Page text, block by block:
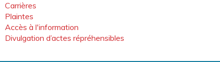
Carrières
Plaintes
Accès à l'information
Divulgation d’actes répréhensibles